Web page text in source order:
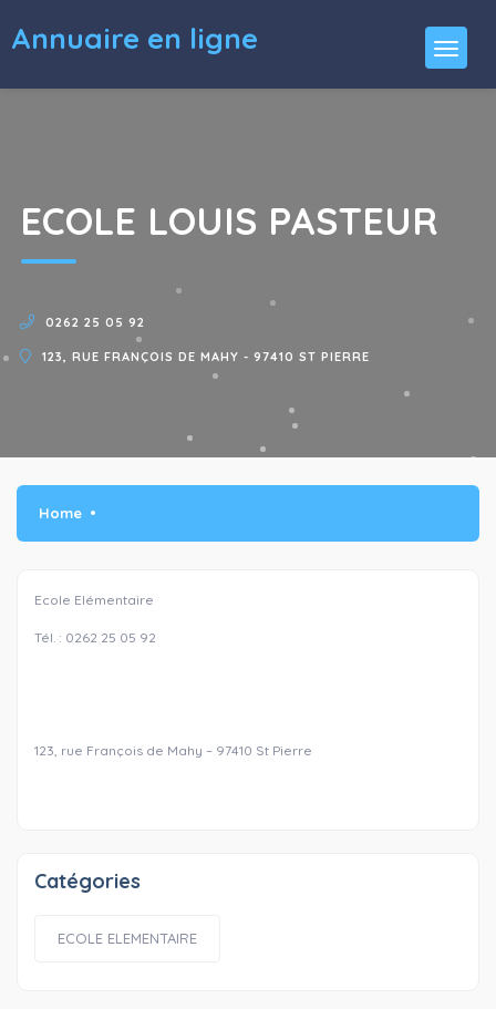
Annuaire en ligne
ECOLE LOUIS PASTEUR
0262 25 05 92
123, RUE FRANÇOIS DE MAHY - 97410 ST PIERRE
Home
Ecole Elémentaire
Tél. : 0262 25 05 92
123, rue François de Mahy – 97410 St Pierre
Catégories
ECOLE ELEMENTAIRE